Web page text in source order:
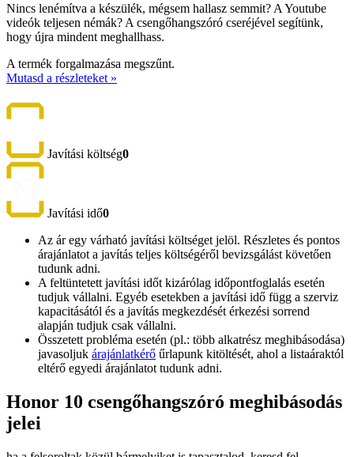
Nincs lenémítva a készülék, mégsem hallasz semmit? A Youtube
videók teljesen némák? A csengőhangszóró cseréjével segítünk,
hogy újra mindent meghallhass.
A termék forgalmazása megszűnt.
Mutasd a részleteket »
Javítási költség0
Javítási idő0
Az ár egy várható javítási költséget jelöl. Részletes és pontos
árajánlatot a javítás teljes költségéről bevizsgálást követően
tudunk adni.
A feltüntetett javítási időt kizárólag időpontfoglalás esetén
tudjuk vállalni. Egyéb esetekben a javítási idő függ a szerviz
kapacitásától és a javítás megkezdését érkezési sorrend
alapján tudjuk csak vállalni.
Összetett probléma esetén (pl.: több alkatrész meghibásodása)
javasoljuk árajánlatkérő űrlapunk kitöltését, ahol a listaáraktól
eltérő egyedi árajánlatot tudunk adni.
Honor 10 csengőhangszóró meghibásodás
jelei